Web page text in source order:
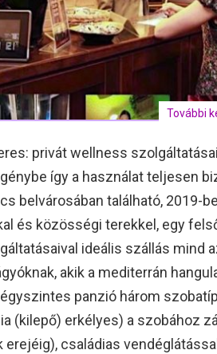
További
privát wellness
így a használat teljesen
belvárosában található, 2019-
és közösségi terekkel, egy
ideális szállás mind
akik a mediterrán
panzió három
(kilepő) erkélyes) a szobához
erejéig), családias